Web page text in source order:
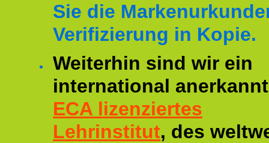
Sie die
Verifizierung in Kopie.
Weiterhin sind wir ein
international
ECA lizenziertes
Lehrinstitut, des